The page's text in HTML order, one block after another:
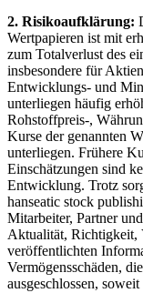
2. Risikoaufklärung:
Wertpapieren ist mit
zum Totalverlust des
insbesondere für
Entwicklungs- und
unterliegen häufig
Rohstoffpreis-,
Kurse der genannten
unterliegen. Frühere
Einschätzungen sind
Entwicklung. Trotz
hanseatic stock
Mitarbeiter, Partner
Aktualität, Richtigkeit,
veröffentlichten
Vermögensschäden,
ausgeschlossen,